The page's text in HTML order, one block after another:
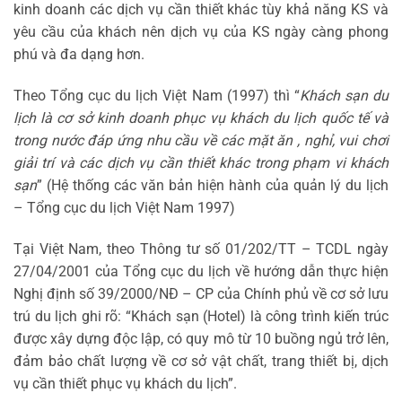
kinh doanh các dịch vụ cần thiết khác tùy khả năng KS và
yêu cầu của khách nên dịch vụ của KS ngày càng phong
phú và đa dạng hơn.
Theo Tổng cục du lịch Việt Nam (1997) thì “Khách sạn du
lịch là cơ sở kinh doanh phục vụ khách du lịch quốc tế và
trong nước đáp ứng nhu cầu về các mặt ăn , nghỉ, vui chơi
giải trí và các dịch vụ cần thiết khác trong phạm vi khách
sạn” (Hệ thống các văn bản hiện hành của quản lý du lịch
– Tổng cục du lịch Việt Nam 1997)
Tại Việt Nam, theo Thông tư số 01/202/TT – TCDL ngày
27/04/2001 của Tổng cục du lịch về hướng dẫn thực hiện
Nghị định số 39/2000/NĐ – CP của Chính phủ về cơ sở lưu
trú du lịch ghi rõ: “Khách sạn (Hotel) là công trình kiến trúc
được xây dựng độc lập, có quy mô từ 10 buồng ngủ trở lên,
đảm bảo chất lượng về cơ sở vật chất, trang thiết bị, dịch
vụ cần thiết phục vụ khách du lịch”.